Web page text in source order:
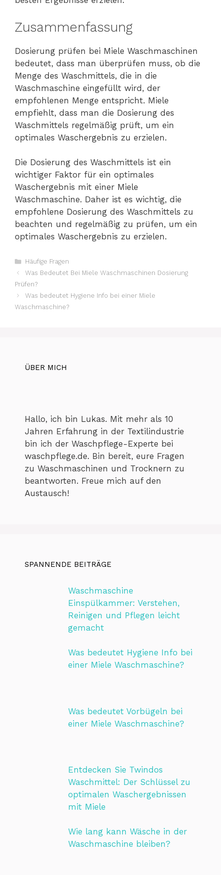
Zusammenfassung
Dosierung prüfen bei Miele Waschmaschinen
bedeutet, dass man überprüfen muss, ob die
Menge des Waschmittels, die in die
Waschmaschine eingefüllt wird, der
empfohlenen Menge entspricht. Miele
empfiehlt, dass man die Dosierung des
Waschmittels regelmäßig prüft, um ein
optimales Waschergebnis zu erzielen.
Die Dosierung des Waschmittels ist ein
wichtiger Faktor für ein optimales
Waschergebnis mit einer Miele
Waschmaschine. Daher ist es wichtig, die
empfohlene Dosierung des Waschmittels zu
beachten und regelmäßig zu prüfen, um ein
optimales Waschergebnis zu erzielen.
Kategorien
Häufige Fragen
Was Bedeutet Bei Miele Waschmaschinen Dosierung
Prüfen?
Was bedeutet Hygiene Info bei einer Miele
Waschmaschine?
ÜBER MICH
Hallo, ich bin Lukas. Mit mehr als 10
Jahren Erfahrung in der Textilindustrie
bin ich der Waschpflege-Experte bei
waschpflege.de. Bin bereit, eure Fragen
zu Waschmaschinen und Trocknern zu
beantworten. Freue mich auf den
Austausch!
SPANNENDE BEITRÄGE
Waschmaschine
Einspülkammer: Verstehen,
Reinigen und Pflegen leicht
gemacht
Was bedeutet Hygiene Info bei
einer Miele Waschmaschine?
Was bedeutet Vorbügeln bei
einer Miele Waschmaschine?
Entdecken Sie Twindos
Waschmittel: Der Schlüssel zu
optimalen Waschergebnissen
mit Miele
Wie lang kann Wäsche in der
Waschmaschine bleiben?